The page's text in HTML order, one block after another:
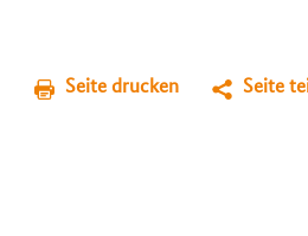
Seite drucken Seite